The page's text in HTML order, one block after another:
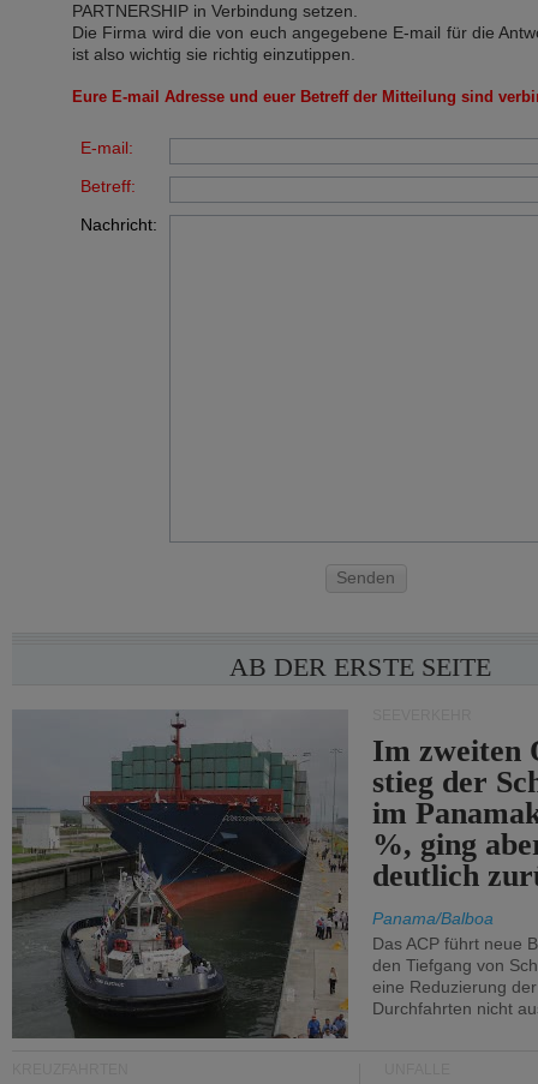
PARTNERSHIP in Verbindung setzen.
Die Firma wird die von euch angegebene E-mail für die
ist also wichtig sie richtig einzutippen.
Eure E-mail Adresse und euer Betreff der Mitteilung sind
E-mail:
Betreff:
Nachricht:
Senden
AB DER ERSTE SEITE
Im zweiten
stieg der
im
%, ging
deutlich
Panama/Balboa
Das ACP führt neue
den Tiefgang von
eine Reduzierung
Durchfahrten nicht